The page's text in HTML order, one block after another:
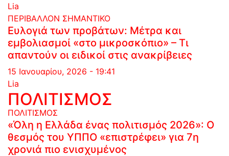
Lia
ΠΕΡΙΒΑΛΛΟΝ ΣΗΜΑΝΤΙΚΟ
Ευλογιά των προβάτων: Μέτρα και
εμβολιασμοί «στο μικροσκόπιο» – Τι
απαντούν οι ειδικοί στις ανακρίβειες
15 Ιανουαρίου, 2026 - 19:41
Lia
ΠΟΛΙΤΙΣΜΟΣ
ΠΟΛΙΤΙΣΜΟΣ
«Όλη η Ελλάδα ένας πολιτισμός 2026»: Ο
θεσμός του ΥΠΠΟ «επιστρέφει» για 7η
χρονιά πιο ενισχυμένος